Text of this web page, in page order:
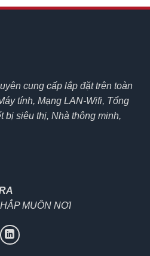
cung cấp lắp đặt trên toàn
tính, Mạng LAN-Wifi, Tổng
bị siêu thị, Nhà thông minh,
MUÔN NƠI